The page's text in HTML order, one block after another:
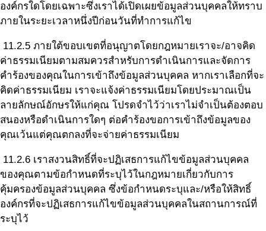
องค์กรใดโดยเฉพาะซึ่งเราได้เปิดเผยข้อมูลส่วนบุคคลให้ทราบ
ภายในระยะเวลาหนึ่งปีก่อนวันที่ทำการแก้ไข
11.2.5 ภายใต้ขอบเขตที่อนุญาตโดยกฎหมายเราจะ/อาจคิด
ค่าธรรมเนียมตามสมควรสำหรับการดำเนินการและจัดการ
คำร้องของคุณในการเข้าถึงข้อมูลส่วนบุคคล หากเราเลือกที่จะ
คิดค่าธรรมเนียม เราจะแจ้งค่าธรรมเนียมโดยประมาณเป็น
ลายลักษณ์อักษรให้แก่คุณ โปรดจำไว้ว่าเราไม่จำเป็นต้องตอบ
สนองหรือดำเนินการใดๆ ต่อคำร้องขอการเข้าถึงข้อมูลของ
คุณเว้นแต่คุณตกลงที่จะจ่ายค่าธรรมเนียม
11.2.6 เราสงวนสิทธิ์ที่จะปฏิเสธการแก้ไขข้อมูลส่วนบุคคล
ของคุณตามข้อกำหนดที่ระบุไว้ในกฎหมายเกี่ยวกับการ
คุ้มครองข้อมูลส่วนบุคคล ซึ่งข้อกำหนดระบุและ/หรือให้สิทธิ์
องค์กรที่จะปฏิเสธการแก้ไขข้อมูลส่วนบุคคลในสถานการณ์ที่
ระบุไว้